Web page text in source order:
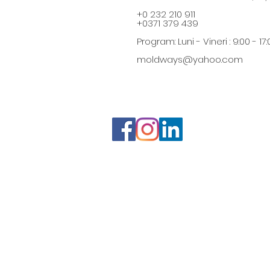
+0 232 210 911
+0371 379 439
Program: Luni - Vineri : 9:00 -
moldways@yahoo.com